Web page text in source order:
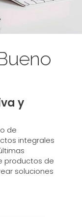
y
de
integrales
productos de
soluciones